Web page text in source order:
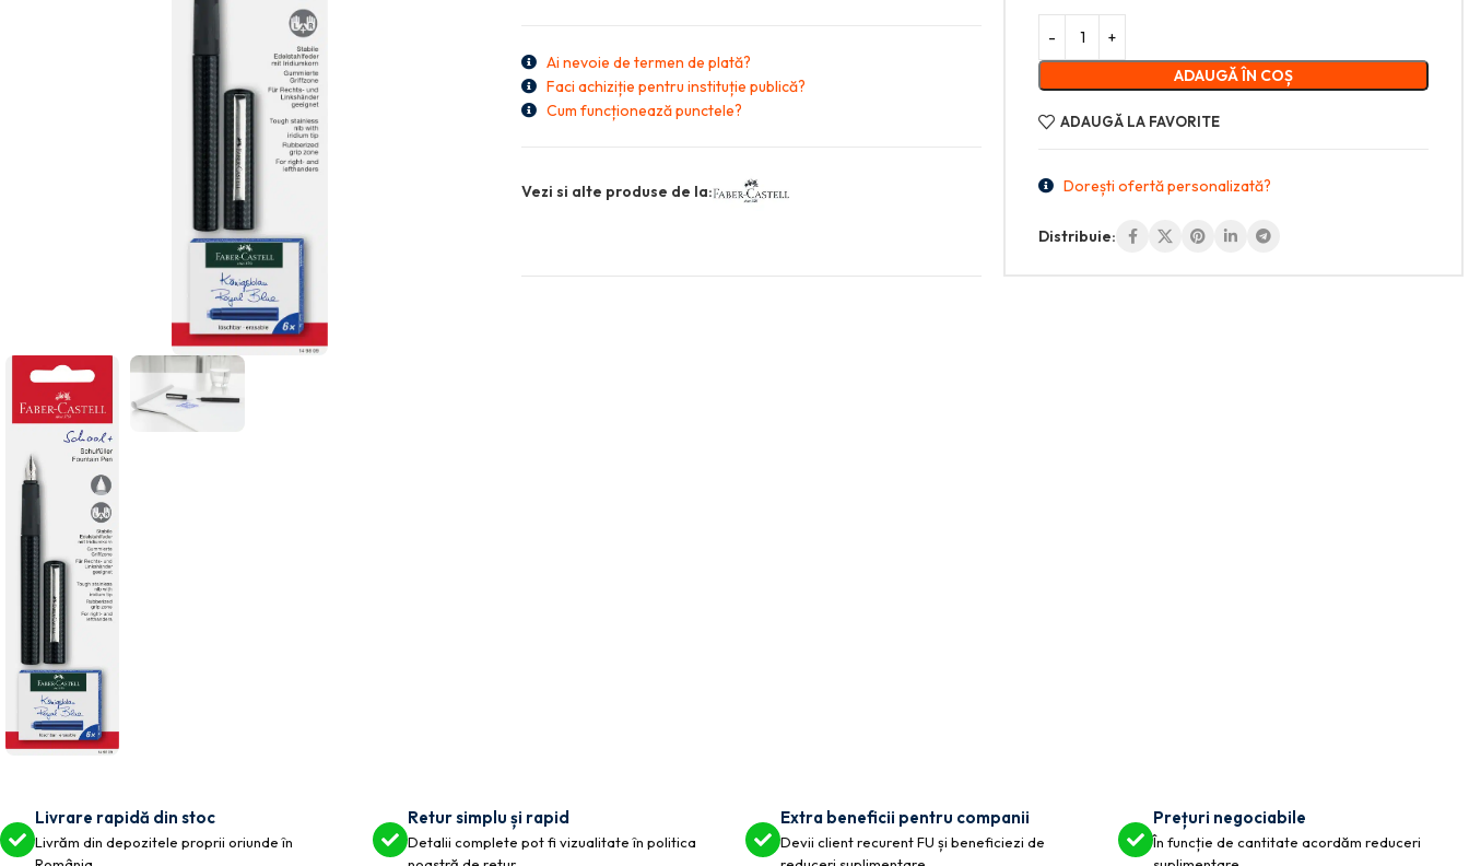
Ai nevoie de termen de plată?
Faci achiziție pentru instituție publică?
Cum funcționează punctele?
Vezi si alte produse de la:
ADAUGĂ ÎN COȘ
ADAUGĂ LA FAVORITE
Dorești ofertă personalizată?
Distribuie:
Livrare rapidă din stoc
Livrăm din depozitele proprii oriunde în
Retur simplu și rapid
Detalii complete pot fi vizualitate în politica
Extra beneficii pentru companii
Devii client recurent FU și beneficiezi de
Prețuri negociabile
În funcție de cantitate acordăm reduceri